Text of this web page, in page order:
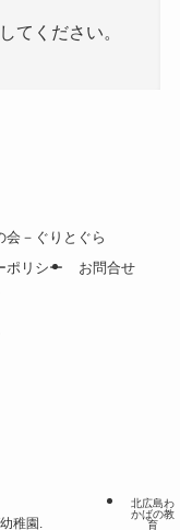
してください。
会－ぐりとぐら
ポリシー
お問合せ
稚園.
北広島わ
かばの教
育